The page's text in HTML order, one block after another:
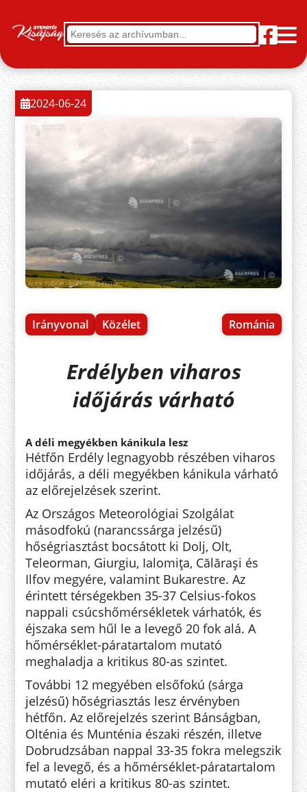
Irányvonal Közélet Románia
2024-06-24
Erdélyben viharos
időjárás várható
A déli megyékben kánikula lesz
Hétfőn Erdély legnagyobb részében viharos
időjárás, a déli megyékben kánikula várható
az előrejelzések szerint.
Az Országos Meteorológiai Szolgálat
másodfokú (narancssárga jelzésű)
hőségriasztást bocsátott ki Dolj, Olt,
Teleorman, Giurgiu, Ialomiţa, Călăraşi és
Ilfov megyére, valamint Bukarestre. Az
érintett térségekben 35-37 Celsius-fokos
nappali csúcshőmérsékletek várhatók, és
éjszaka sem hűl le a levegő 20 fok alá. A
hőmérséklet-páratartalom mutató
meghaladja a kritikus 80-as szintet.
További 12 megyében elsőfokú (sárga
jelzésű) hőségriasztás lesz érvényben
hétfőn. Az előrejelzés szerint Bánságban,
Olténia és Munténia északi részén, illetve
Dobrudzsában nappal 33-35 fokra melegszik
fel a levegő, és a hőmérséklet-páratartalom
mutató eléri a kritikus 80-as szintet.